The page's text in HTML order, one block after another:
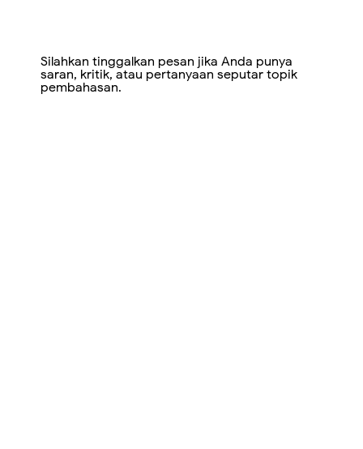
Silahkan tinggalkan pesan jika Anda punya
saran, kritik, atau pertanyaan seputar topik
pembahasan.